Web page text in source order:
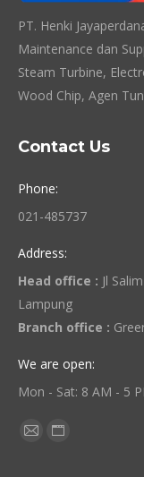
PT. Henki
Maintenance dan
Steam Turbine,
Wood Chip, Agen
Contact Us
Phone:
021-485737
Address:
Head office : Jl
Lampung
Branch office :
We are open:
Mon - Sat: 8 AM - 5
Find us on:
MailWebsite